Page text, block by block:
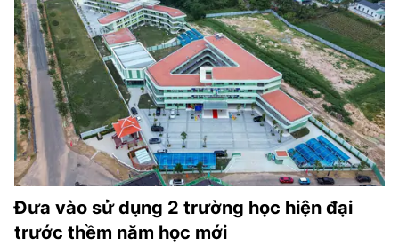
Đưa vào sử dụng 2 trường học hiện đại
trước thềm năm học mới